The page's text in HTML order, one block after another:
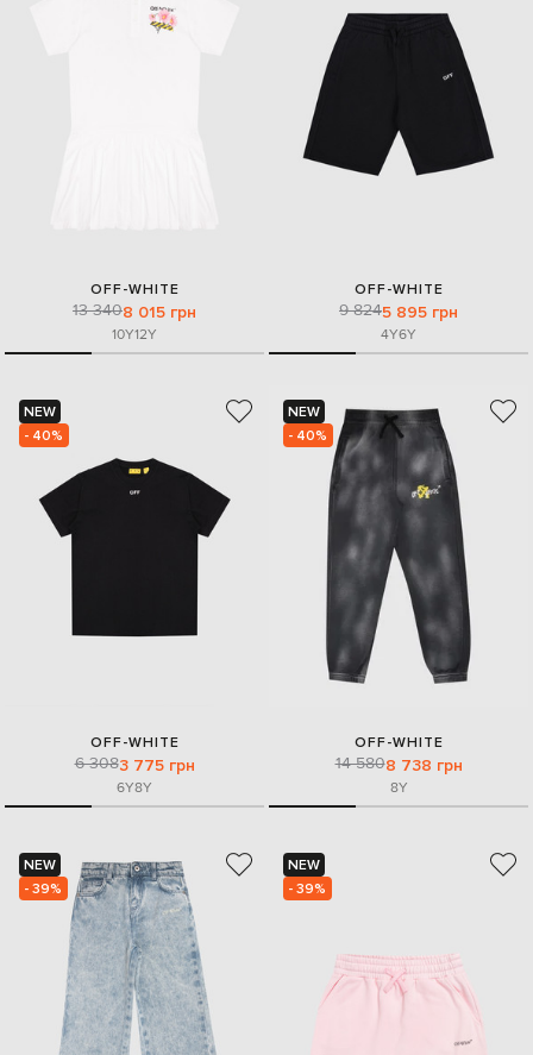
OFF-WHITE
13 3408 015 грн
10Y12Y
OFF-WHITE
9 8245 895 грн
4Y6Y
NEW
- 40%
OFF-WHITE
6 3083 775 грн
6Y8Y
NEW
- 40%
OFF-WHITE
14 5808 738 грн
8Y
NEW
- 39%
NEW
- 39%